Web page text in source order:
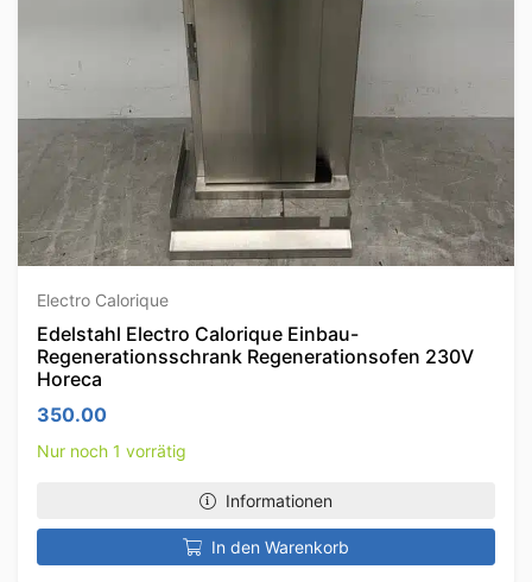
Electro Calorique
Edelstahl Electro Calorique Einbau-
Regenerationsschrank Regenerationsofen 230V
Horeca
350.00
Nur noch 1 vorrätig
Informationen
In den Warenkorb